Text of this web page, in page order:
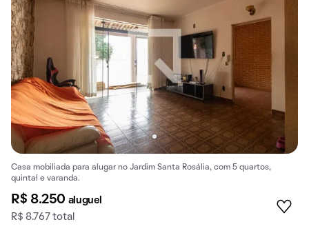
Casa mobiliada para alugar no Jardim Santa Rosália, com 5 quartos,
quintal e varanda.
R$ 8.250 aluguel
R$ 8.767 total